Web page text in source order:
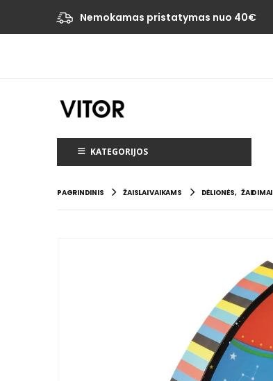
Nemokamas pristatymas nuo 40€
KATEGORIJOS
PAGRINDINIS ŽAISLAI VAIKAMS DĖLIONĖS, ŽAIDIMAI